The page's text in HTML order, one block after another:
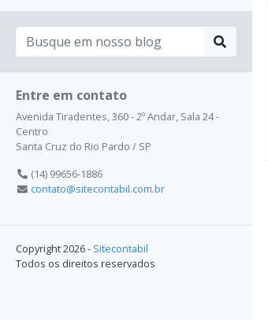
Entre em contato
Avenida Tiradentes, 360 - 2º Andar, Sala 24 -
Centro
Santa Cruz do Rio Pardo / SP
(14) 99656-1886
contato@sitecontabil.com.br
Copyright 2026 - Sitecontabil
Todos os direitos reservados